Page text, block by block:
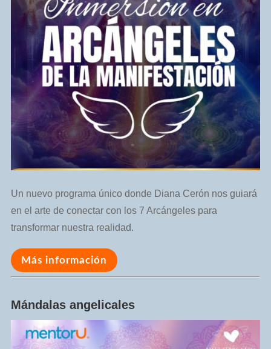
Un nuevo programa único donde Diana Cerón nos guiará
en el arte de conectar con los 7 Arcángeles para
transformar nuestra realidad.
Más información
Mándalas angelicales